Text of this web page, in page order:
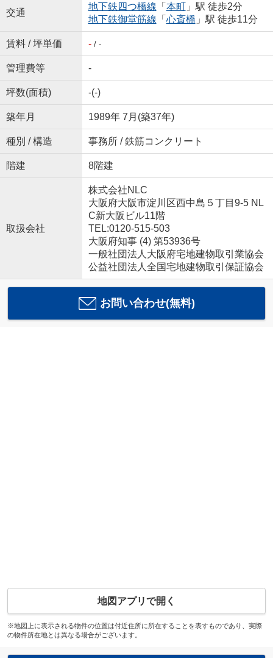
交通
地下鉄四つ橋線 「 本町」駅 徒歩2分
地下鉄御堂筋線 「 心斎橋 」駅 徒歩11分
賃料 / 坪単価 -/ -
管理費等 -
坪数(面積) -(-)
築年月 1989年 7月(築37年)
種別 / 構造 事務所 / 鉄筋コンクリート
階建 8階建
取扱会社
株式会社NLC
大阪府大阪市淀川区西中島５丁目9-5 NL
C新大阪ビル11階
TEL:0120-515-503
大阪府知事 (4) 第53936号
一般社団法人大阪府宅地建物取引業協会
公益社団法人全国宅地建物取引保証協会
お問い合わせ(無料)
地図アプリで開く
※地図上に表示される物件の位置は付近住所に所在することを表すものであり、実際
の物件所在地とは異なる場合がございます。